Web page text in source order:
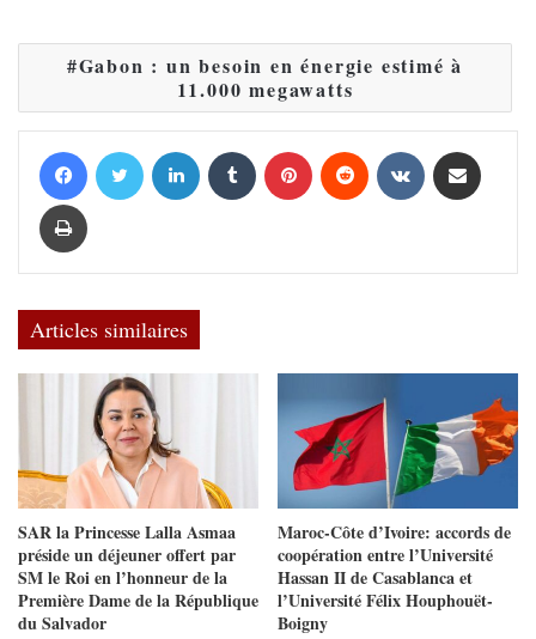
Gabon : un besoin en énergie estimé à
11.000 megawatts
Articles similaires
SAR la Princesse Lalla Asmaa
préside un déjeuner offert par
SM le Roi en l’honneur de la
Première Dame de la République
du Salvador
Maroc-Côte d’Ivoire: accords de
coopération entre l’Université
Hassan II de Casablanca et
l’Université Félix Houphouët-
Boigny